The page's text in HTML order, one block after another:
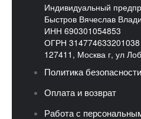
Индивидуальный
Быстров Вячеслав
ИНН 690301054853
ОГРН 314774633201038
127411, Москва г, ул
Политика безопасности
Оплата и возврат
Работа с